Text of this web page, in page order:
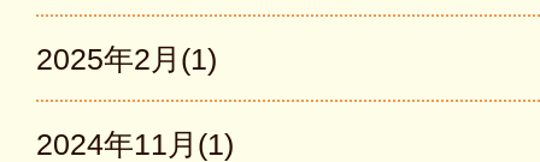
2025年2月(1)
2024年11月(1)